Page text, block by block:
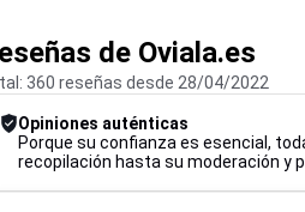
de Oviala.es
360 reseñas desde 28/04/2022
Opiniones auténticas
Porque su confianza es esencial,
recopilación hasta su moderación y